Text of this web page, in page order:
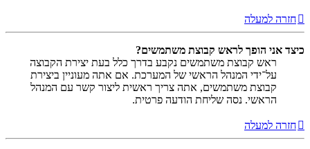
חזרה למעלה
כיצד אני הופך לראש קבוצת משתמשים?
ראש קבוצת משתמשים נקבע בדרך כלל בעת יצירת הקבוצה
על־ידי המנהל הראשי של המערכת. אם אתה מעוניין ביצירת
קבוצת משתמשים, אתה צריך ראשית ליצור קשר עם המנהל
הראשי. נסה שליחת הודעה פרטית.
חזרה למעלה